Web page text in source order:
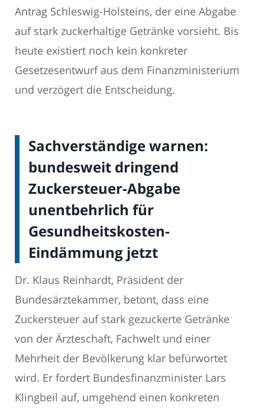
Antrag Schleswig-Holsteins, der eine Abgabe
auf stark zuckerhaltige Getränke vorsieht. Bis
heute existiert noch kein konkreter
Gesetzesentwurf aus dem Finanzministerium
und verzögert die Entscheidung.
Sachverständige warnen:
bundesweit dringend
Zuckersteuer-Abgabe
unentbehrlich für
Gesundheitskosten-
Eindämmung jetzt
Dr. Klaus Reinhardt, Präsident der
Bundesärztekammer, betont, dass eine
Zuckersteuer auf stark gezuckerte Getränke
von der Ärzteschaft, Fachwelt und einer
Mehrheit der Bevölkerung klar befürwortet
wird. Er fordert Bundesfinanzminister Lars
Klingbeil auf, umgehend einen konkreten